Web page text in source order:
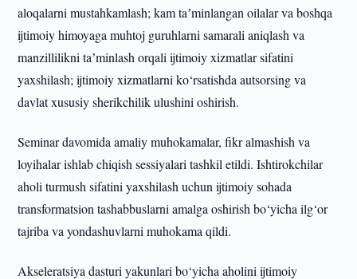
aloqalarni mustahkamlash; kam taʼminlangan oilalar va boshqa
ijtimoiy himoyaga muhtoj guruhlarni samarali aniqlash va
manzillilikni taʼminlash orqali ijtimoiy xizmatlar sifatini
yaxshilash; ijtimoiy xizmatlarni ko‘rsatishda autsorsing va
davlat xususiy sherikchilik ulushini oshirish.
Seminar davomida amaliy muhokamalar, fikr almashish va
loyihalar ishlab chiqish sessiyalari tashkil etildi. Ishtirokchilar
aholi turmush sifatini yaxshilash uchun ijtimoiy sohada
transformatsion tashabbuslarni amalga oshirish bo‘yicha ilg‘or
tajriba va yondashuvlarni muhokama qildi.
Akseleratsiya dasturi yakunlari bo‘yicha aholini ijtimoiy